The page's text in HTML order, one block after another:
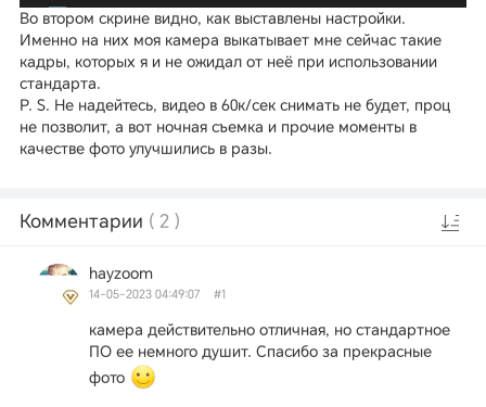
Во втором скрине видно, как выставлены настройки.
Именно на них моя камера выкатывает мне сейчас такие
кадры, которых я и не ожидал от неё при использовании
стандарта.
P. S. Не надейтесь, видео в 60к/сек снимать не будет, проц
не позволит, а вот ночная съемка и прочие моменты в
качестве фото улучшились в разы.
Комментарии ( 2 )
hayzoom
14-05-2023 04:49:07 #1
камера действительно отличная, но стандартное
ПО ее немного душит. Спасибо за прекрасные
фото